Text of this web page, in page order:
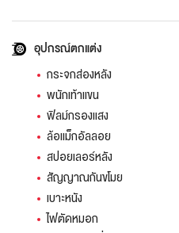
อุปกรณ์ตกแต่ง
กระจกส่องหลัง
พนักเท้าแขน
ฟิลม์กรองแสง
ล้อแม็กอัลลอย
สปอยเลอร์หลัง
สัญญาณกันขโมย
เบาะหนัง
ไฟตัดหมอก